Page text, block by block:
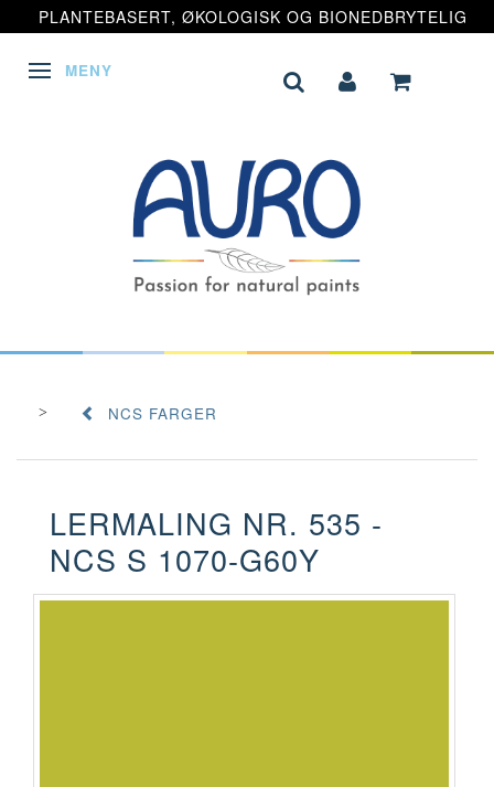
PLANTEBASERT, ØKOLOGISK OG BIONEDBRYTELIG
VEKSLE NAVIGASJON
MENY
NCS FARGER
LERMALING NR. 535 -
NCS S 1070-G60Y